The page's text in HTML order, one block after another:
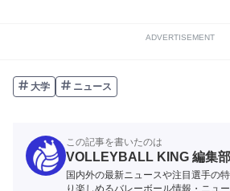
ADVERTISEMENT
大学 ニュース
この記事を書いたのは
VOLLEYBALL KING 編集部
国内外の最新ニュースや注目選手の